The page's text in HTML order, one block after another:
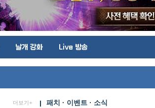
날개 강화 Live 방송
더보기+ 패치 · 이벤트 · 소식